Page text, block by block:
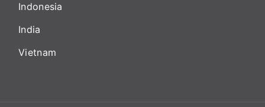
Indonesia
India
Vietnam